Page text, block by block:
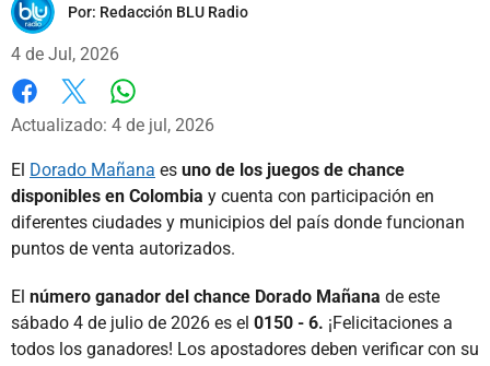
Por: Redacción BLU Radio
4 de Jul, 2026
Facebook
X
Actualizado: 4 de jul, 2026
El Dorado Mañana es uno de los juegos de chance
disponibles en Colombia y cuenta con participación en
diferentes ciudades y municipios del país donde funcionan
puntos de venta autorizados.
El número ganador del chance Dorado Mañana de este
sábado 4 de julio de 2026 es el 0150 - 6. ¡Felicitaciones a
todos los ganadores! Los apostadores deben verificar con su